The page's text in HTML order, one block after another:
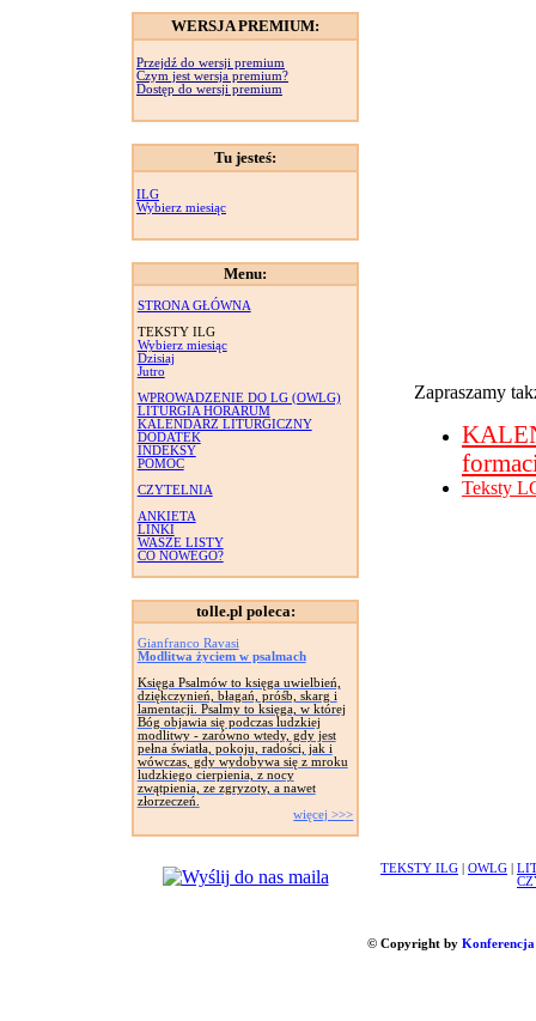
WERSJA PREMIUM:
Przejdź do wersji premium
Czym jest wersja premium?
Dostęp do wersji premium
Tu jesteś:
ILG
Wybierz miesiąc
Menu:
STRONA GŁÓWNA
TEKSTY ILG
Wybierz miesiąc
Dzisiaj
Jutro
WPROWADZENIE DO LG (OWLG)
LITURGIA HORARUM
KALENDARZ LITURGICZNY
DODATEK
INDEKSY
POMOC
CZYTELNIA
ANKIETA
LINKI
WASZE LISTY
CO NOWEGO?
tolle.pl poleca:
Gianfranco Ravasi
Modlitwa życiem w psalmach
Księga Psalmów to księga uwielbień,
dziękczynień, błagań, próśb, skarg i
lamentacji. Psalmy to księga, w której
Bóg objawia się podczas ludzkiej
modlitwy - zarówno wtedy, gdy jest
pełna światła, pokoju, radości, jak i
wówczas, gdy wydobywa się z mroku
ludzkiego cierpienia, z nocy
zwątpienia, ze zgryzoty, a nawet
złorzeczeń.
więcej >>>
Zapraszamy
Teksty
TEKSTY ILG OWLG
© Copyright by Konferencja